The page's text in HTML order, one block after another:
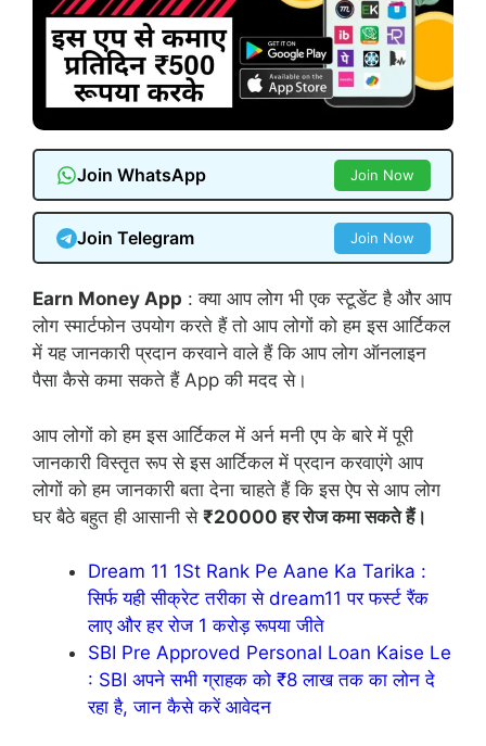
Join WhatsApp Join Now
Join Telegram Join Now
Earn Money App : क्या आप लोग भी एक स्टूडेंट है और आप
लोग स्मार्टफोन उपयोग करते हैं तो आप लोगों को हम इस आर्टिकल
में यह जानकारी प्रदान करवाने वाले हैं कि आप लोग ऑनलाइन
पैसा कैसे कमा सकते हैं App की मदद से।
आप लोगों को हम इस आर्टिकल में अर्न मनी एप के बारे में पूरी
जानकारी विस्तृत रूप से इस आर्टिकल में प्रदान करवाएंगे आप
लोगों को हम जानकारी बता देना चाहते हैं कि इस ऐप से आप लोग
घर बैठे बहुत ही आसानी से ₹20000 हर रोज कमा सकते हैं।
Dream 11 1St Rank Pe Aane Ka Tarika :
सिर्फ यही सीक्रेट तरीका से dream11 पर फर्स्ट रैंक
लाए और हर रोज 1 करोड़ रूपया जीते
SBI Pre Approved Personal Loan Kaise Le
: SBI अपने सभी ग्राहक को ₹8 लाख तक का लोन दे
रहा है, जान कैसे करें आवेदन